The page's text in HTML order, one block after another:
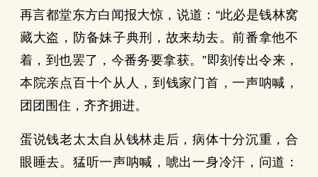
再言都堂东方白闻报大惊，说道：“此必是钱林窝
藏大盗，防备妹子典刑，故来劫去。前番拿他不
着，到也罢了，今番务要拿获。”即刻传出令来，
本院亲点百十个从人，到钱家门首，一声呐喊，
团团围住，齐齐拥进。
蛋说钱老太太自从钱林走后，病体十分沉重，合
眼睡去。猛听一声呐喊，唬出一身冷汗，问道：